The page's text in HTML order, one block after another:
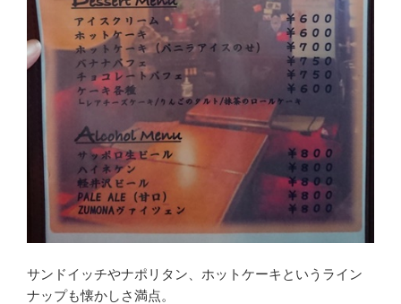
サンドイッチやナポリタン、ホットケーキというライン
ナップも懐かしさ満点。